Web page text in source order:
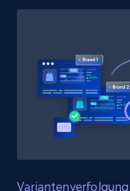
URL, Product id,
Rating, Reviews
and more.
1.3K+
Variantenverfolgung